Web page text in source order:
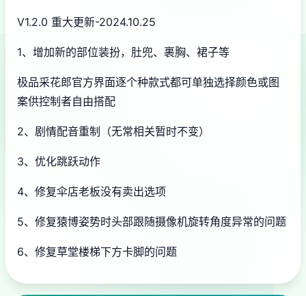
V1.2.0 重大更新-2024.10.25
1、增加新的部位装扮，肚兜、裹胸、裙子等
极品采花郎官方界面逐个种款式都可单独选择颜色或图
案供控制者自由搭配
2、剧情配音重制（无常相关暂时不变）
3、优化跳跃动作
4、修复伞店老板没有卖出选项
5、修复猿博姿势时头部跟随摄像机旋转角度异常的问题
6、修复草堂楼梯下方卡脚的问题